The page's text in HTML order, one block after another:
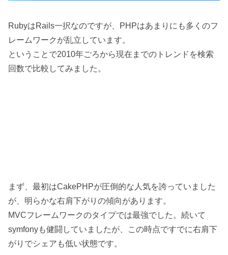
RubyはRails一択なのですが、PHPはあまりにも多くのフ
レームワークが乱立しています。
ということで2010年ごろから現在までのトレンドを検索
回数で比較してみました。
まず、最初はCakePHPが圧倒的な人気を誇っていました
が、明らかな右肩下がりの傾向があります。
MVCフレームワークのタイプでは最強でした。続いて
symfonyも健闘していましたが、この時点ですでに右肩下
がりでシェアも低い状態です。